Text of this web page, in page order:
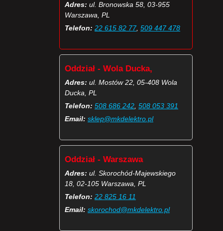
Adres: ul. Bronowska 58, 03-955
Warszawa, PL
Telefon: 22 615 82 77, 509 447 478
Oddział - Wola Ducka,
Adres: ul. Mostów 22, 05-408 Wola
Ducka, PL
Telefon: 508 686 242 508 053 391
Email: sklep@mkdelektro.pl
Oddział - Warszawa
Adres: ul. Skorochód-Majewskiego
18, 02-105 Warszawa, PL
Telefon: 22 825 16 11
Email: skorochod@mkdelektro.pl